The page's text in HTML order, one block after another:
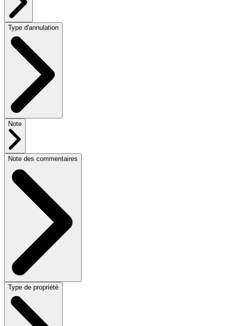
Type d'annulation
Note
Note des commentaires
Type de propriété